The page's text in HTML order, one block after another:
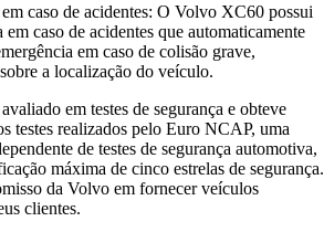
caso de acidentes: O Volvo XC60 possui
em caso de acidentes que automaticamente
em caso de colisão grave,
a localização do veículo.
em testes de segurança e obteve
testes realizados pelo Euro NCAP, uma
de testes de segurança automotiva,
máxima de cinco estrelas de segurança.
da Volvo em fornecer veículos
clientes.